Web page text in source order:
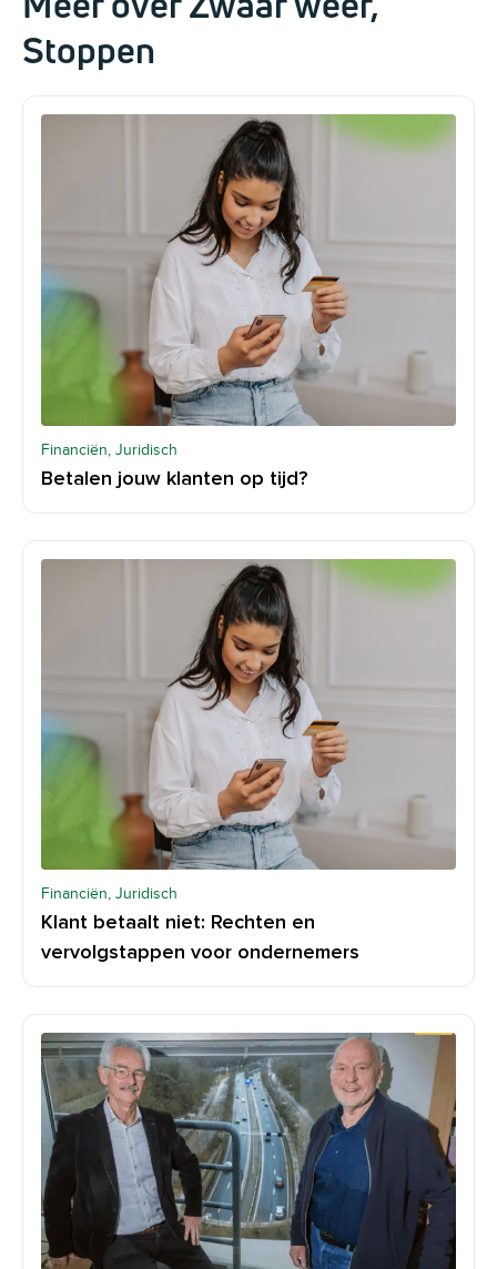
Stoppen
Financiën, Juridisch
Betalen jouw klanten op tijd?
Financiën, Juridisch
Klant betaalt niet: Rechten en
vervolgstappen voor ondernemers